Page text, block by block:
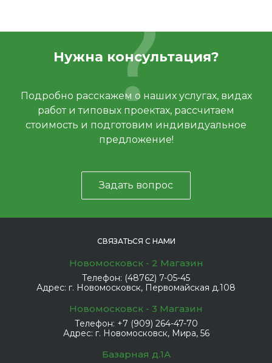
Нужна консультация?
Подробно расскажем о наших услугах, видах
работ и типовых проектах, рассчитаем
стоимость и подготовим индивидуальное
предложение!
Задать вопрос
СВЯЗАТЬСЯ С НАМИ
Новомосковск - 2 Магазин
Телефон: (48762) 7-05-45
Адрес: г. Новомосковск, Первомайская д.108
Новомосковск - 3 Магазин
Телефон: +7 (909) 264-47-70
Адрес: г. Новомосковск, Мира, 56
Базарная д.1А